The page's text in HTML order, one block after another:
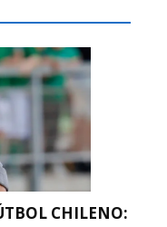
CHILENO: